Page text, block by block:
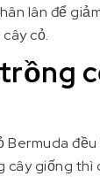
lân để
cỏ.
Bermuda
cây giống